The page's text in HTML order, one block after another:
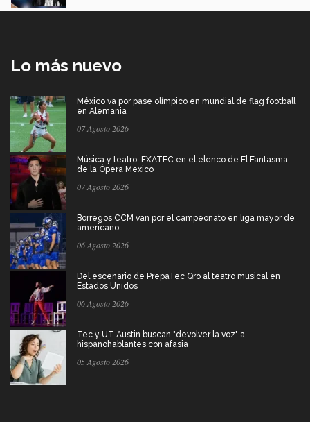
Lo más nuevo
México va por pase olímpico en mundial de flag football
en Alemania
07 Agosto 2026
Música y teatro: EXATEC en el elenco de El Fantasma
de la Ópera Mexico
07 Agosto 2026
Borregos CCM van por el campeonato en liga mayor de
americano
06 Agosto 2026
Del escenario de PrepaTec Qro al teatro musical en
Estados Unidos
06 Agosto 2026
Tec y UT Austin buscan "devolver la voz" a
hispanohablantes con afasia
05 Agosto 2026